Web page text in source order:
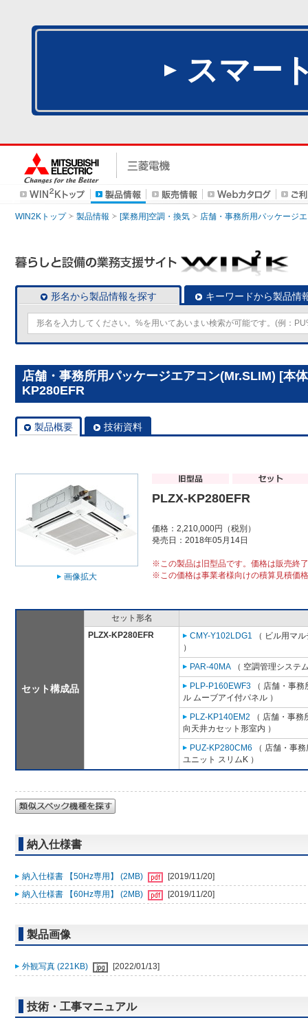
スマー
WIN2Kトップ 製品情報 [業務用]空調・換気 店舗・事務所用パッケージ
形名から製品情報を探す キーワードから製品情
店舗・事務所用パッケージエアコン(Mr.SLIM) [本
KP280EFR
製品概要 技術資料
画像拡大
PLZX-KP280EFR
価格：2,210,000円（税別）
発売日：2018年05月14日
※この製品は旧型品です。価格は販売終
※この価格は事業者様向けの積算見積価
セット構成品
セット形名
PLZX-KP280EFR
CMY-Y102LDG1 （ ビル用マ
）
PAR-40MA （ 空調管理システ
PLP-P160EWF3 （ 店舗・事
ル ムーブアイ付パネル ）
PLZ-KP140EM2 （ 店舗・事
向天井カセット形室内 ）
PUZ-KP280CM6 （ 店舗・事
ユニット スリムK ）
納入仕様書
納入仕様書 【50Hz専用】 (2MB)
[2019/11/20]
納入仕様書 【60Hz専用】 (2MB)
[2019/11/20]
製品画像
外観写真 (221KB) [2022/01/13]
技術・工事マニュアル